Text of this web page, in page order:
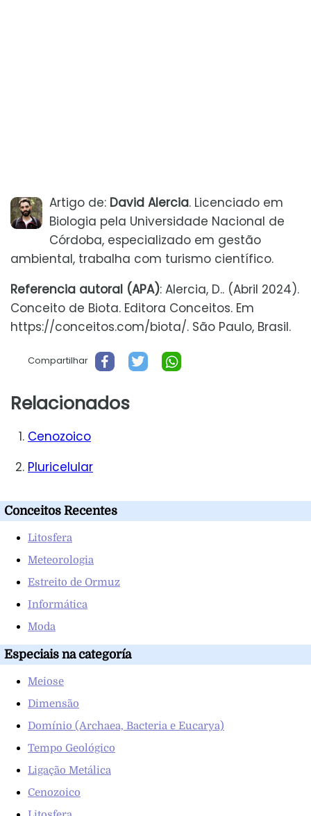
Artigo de: David Alercia. Licenciado em
Biologia pela Universidade Nacional de
Córdoba, especializado em gestão
ambiental, trabalha com turismo científico.
Referencia autoral (APA): Alercia, D.. (Abril 2024).
Conceito de Biota. Editora Conceitos. Em
https://conceitos.com/biota/. São Paulo, Brasil.
Compartilhar
Relacionados
Cenozoico
Pluricelular
Conceitos Recentes
Litosfera
Meteorologia
Estreito de Ormuz
Informática
Moda
Especiais na categoría
Meiose
Dimensão
Domínio (Archaea, Bacteria e Eucarya)
Tempo Geológico
Ligação Metálica
Cenozoico